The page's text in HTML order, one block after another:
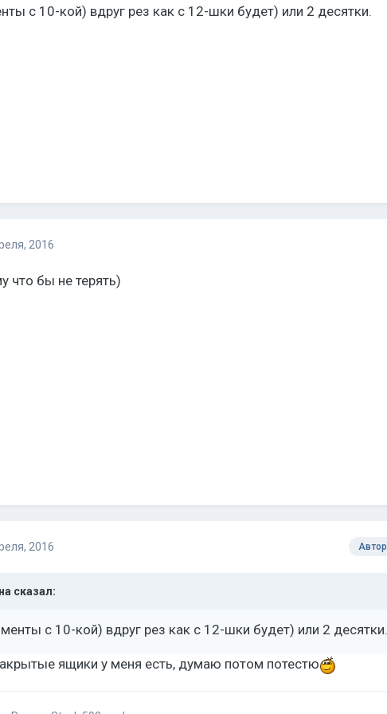
с 10-кой) вдруг рез как с 12-шки будет) или 2 десятки.
2016
что бы не терять)
Автор
2016
сказал:
с 10-кой) вдруг рез как с 12-шки будет) или 2 десятки.
ящики у меня есть, думаю потом потестю